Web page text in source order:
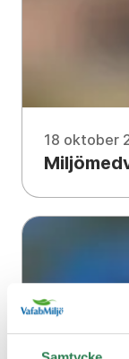
18 oktober